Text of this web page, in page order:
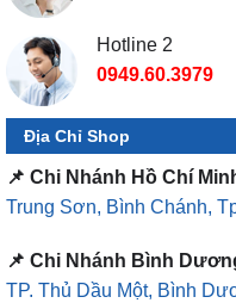
Hotline 2
0949.60.3979
Địa Chỉ Shop
📌 Chi Nhánh Hồ Chí
Trung Sơn, Bình Chánh,
📌 Chi Nhánh Bình
TP. Thủ Dầu Một, Bình